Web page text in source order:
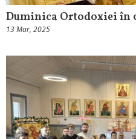
Duminica Ortodoxiei în
13 Mar, 2025